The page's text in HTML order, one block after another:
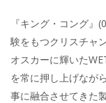
『キング・コング
験をもつクリスチャ
オスカーに輝いた
を常に押し上げなが
事に融合させてきた